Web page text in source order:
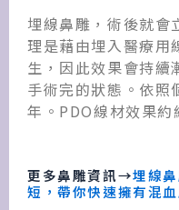
埋線鼻雕，術後就會
理是藉由埋入醫療用
生，因此效果會持續
手術完的狀態。依照
年。PDO線材效果約
更多鼻雕資訊→埋線
短，帶你快速擁有混血